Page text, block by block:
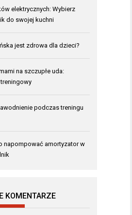
elektrycznych: Wybierz
do swojej kuchni
jest zdrowa dla dzieci?
na szczupłe uda:
podczas treningu
napompować amortyzator w
KOMENTARZE